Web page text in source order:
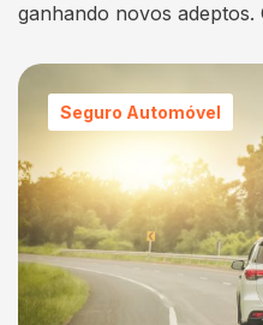
ganhando novos adeptos.
nas cidades brasileiras.
novo bem, nada mais
fazer um seguro de
que não haja uma
Seguro Automóvel